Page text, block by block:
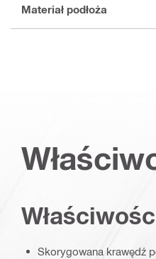
Materiał podłoża
Skorygowana krawędź